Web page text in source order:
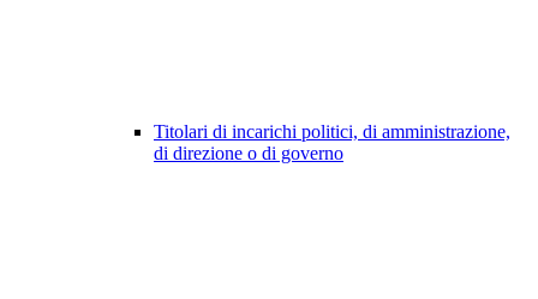
Titolari di incarichi politici, di amministrazione,
di direzione o di governo